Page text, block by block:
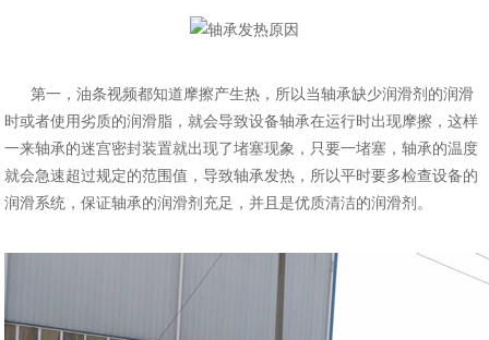
第一，油条视频都知道摩擦产生热，所以当轴承缺少润滑剂的润滑
时或者使用劣质的润滑脂，就会导致设备轴承在运行时出现摩擦，这样
一来轴承的迷宫密封装置就出现了堵塞现象，只要一堵塞，轴承的温度
就会急速超过规定的范围值，导致轴承发热，所以平时要多检查设备的
润滑系统，保证轴承的润滑剂充足，并且是优质清洁的润滑剂。